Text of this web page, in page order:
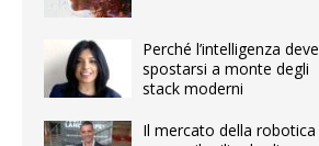
Perché l’intelligenza deve
spostarsi a monte degli
stack moderni
Il mercato della robotica